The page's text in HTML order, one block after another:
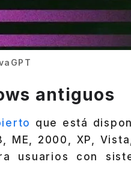
antiguos
que está
ME, 2000, XP,
usuarios con